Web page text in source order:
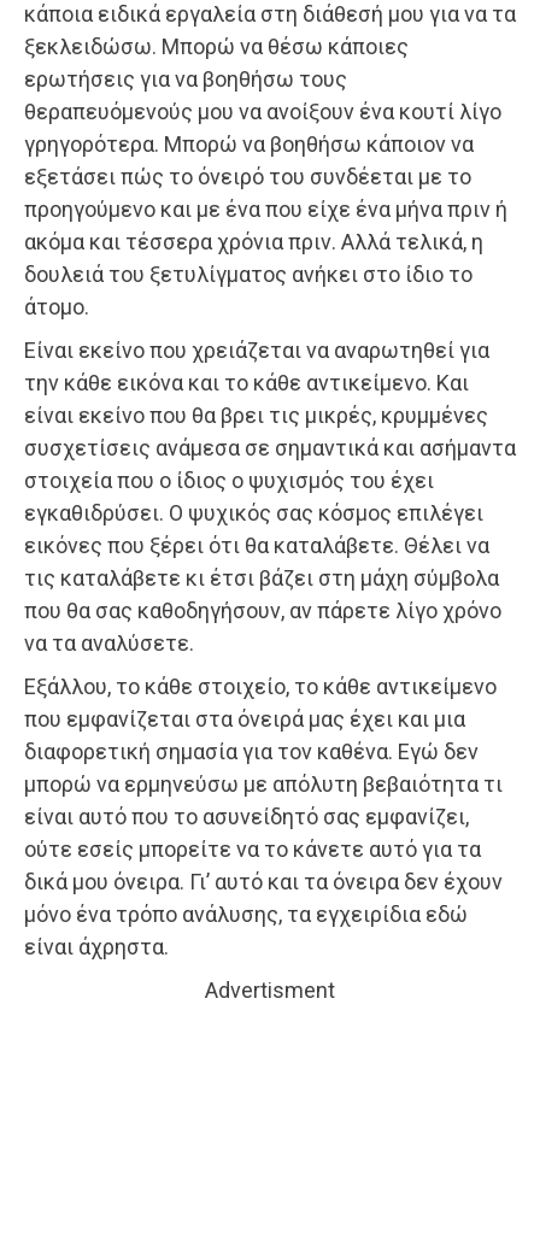
κάποια ειδικά εργαλεία στη διάθεσή μου για να τα
ξεκλειδώσω. Μπορώ να θέσω κάποιες
ερωτήσεις για να βοηθήσω τους
θεραπευόμενούς μου να ανοίξουν ένα κουτί λίγο
γρηγορότερα. Μπορώ να βοηθήσω κάποιον να
εξετάσει πώς το όνειρό του συνδέεται με το
προηγούμενο και με ένα που είχε ένα μήνα πριν ή
ακόμα και τέσσερα χρόνια πριν. Αλλά τελικά, η
δουλειά του ξετυλίγματος ανήκει στο ίδιο το
άτομο.
Είναι εκείνο που χρειάζεται να αναρωτηθεί για
την κάθε εικόνα και το κάθε αντικείμενο. Και
είναι εκείνο που θα βρει τις μικρές, κρυμμένες
συσχετίσεις ανάμεσα σε σημαντικά και ασήμαντα
στοιχεία που ο ίδιος ο ψυχισμός του έχει
εγκαθιδρύσει. Ο ψυχικός σας κόσμος επιλέγει
εικόνες που ξέρει ότι θα καταλάβετε. Θέλει να
τις καταλάβετε κι έτσι βάζει στη μάχη σύμβολα
που θα σας καθοδηγήσουν, αν πάρετε λίγο χρόνο
να τα αναλύσετε.
Εξάλλου, το κάθε στοιχείο, το κάθε αντικείμενο
που εμφανίζεται στα όνειρά μας έχει και μια
διαφορετική σημασία για τον καθένα. Εγώ δεν
μπορώ να ερμηνεύσω με απόλυτη βεβαιότητα τι
είναι αυτό που το ασυνείδητό σας εμφανίζει,
ούτε εσείς μπορείτε να το κάνετε αυτό για τα
δικά μου όνειρα. Γι’ αυτό και τα όνειρα δεν έχουν
μόνο ένα τρόπο ανάλυσης, τα εγχειρίδια εδώ
είναι άχρηστα.
Advertisment